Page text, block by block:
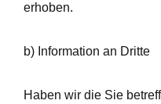
erhoben.
b) Information an Dritte
Haben wir die Sie